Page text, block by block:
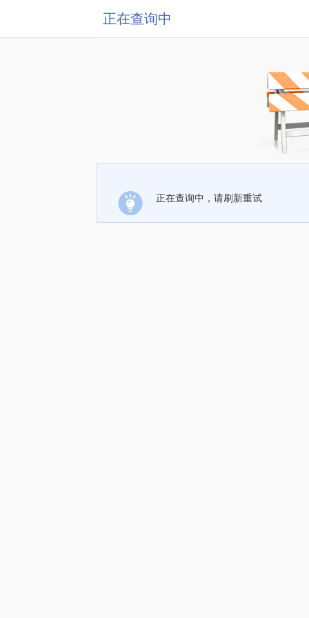
正在查询中
正在查询中，请刷新重试